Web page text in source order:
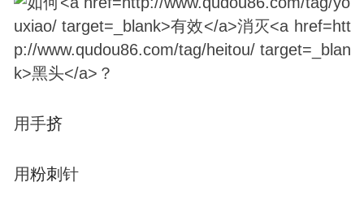
用手挤
用粉刺针